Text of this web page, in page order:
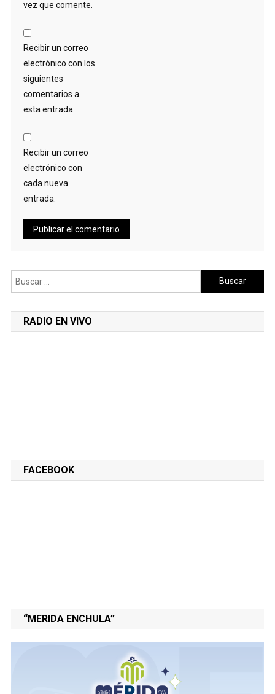
vez que comente.
Recibir un correo
electrónico con los
siguientes
comentarios a
esta entrada.
Recibir un correo
electrónico con
cada nueva
entrada.
Buscar:
RADIO EN VIVO
FACEBOOK
“MERIDA ENCHULA”